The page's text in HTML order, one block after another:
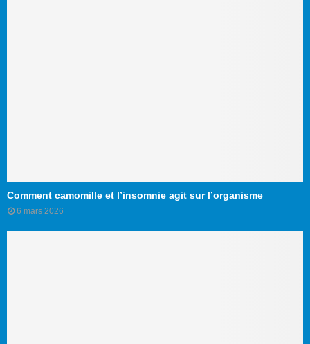
Comment camomille et l’insomnie agit sur l’organisme
6 mars 2026